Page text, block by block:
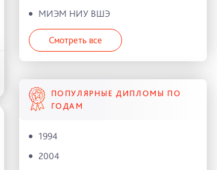
МИЭМ НИУ ВШЭ
Смотреть все
ПОПУЛЯРНЫЕ ДИПЛОМЫ ПО
ГОДАМ
1994
2004